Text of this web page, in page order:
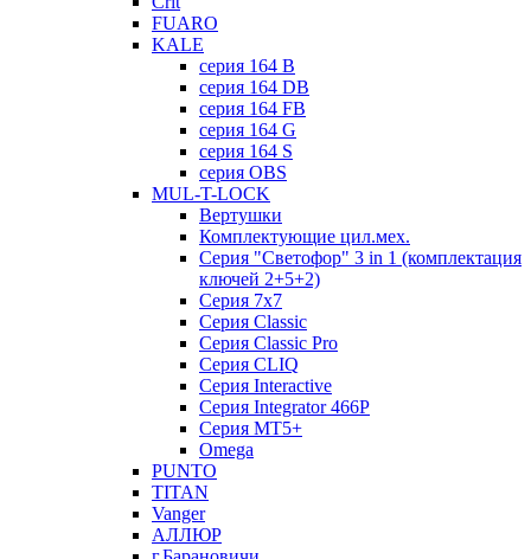
FUARO
KALE
серия 164 B
серия 164 DB
серия 164 FB
серия 164 G
серия 164 S
серия OBS
MUL-T-LOCK
Вертушки
Комплектующие цил.мех.
Серия "Светофор" 3 in 1 (комплектация
ключей 2+5+2)
Серия 7х7
Серия Classic
Серия Classic Pro
Серия CLIQ
Серия Interactive
Серия Integrator 466P
Серия MT5+
Omega
PUNTO
TITAN
Vanger
АЛЛЮР